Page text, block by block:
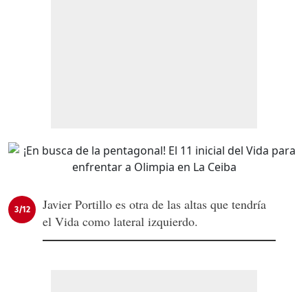
3/12
Javier Portillo es otra de las altas que tendría
el Vida como lateral izquierdo.